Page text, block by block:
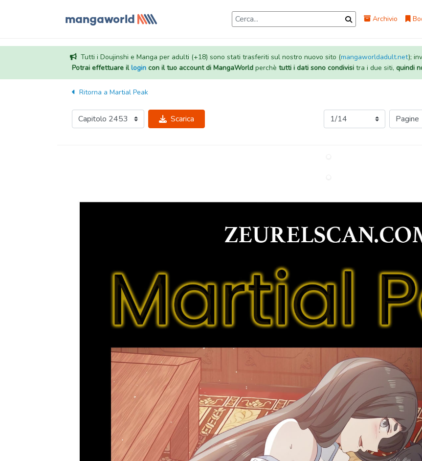
Archivio
Tutti i Doujinshi e Manga per adulti (+18) sono stati trasferiti sul nostro nuovo sito (mangaworldadult.net);
Potrai effettuare illogincon il tuo account di MangaWorldperchè tutti i dati sono condivisitra i due siti, quindi
Ritorna a Martial Peak
Scarica